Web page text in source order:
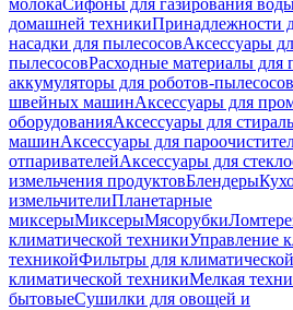
молокаСифоны для газирования
домашней техникиПринадлежности
насадки для пылесосовАксессуары
пылесосовРасходные материалы для
аккумуляторы для роботов-пылесосов
швейных машинАксессуары для
оборудованияАксессуары для
машинАксессуары для
отпаривателейАксессуары для
измельчения продуктовБлендеры
измельчителиПланетарные
миксерыМиксерыМясорубки
климатической техникиУправление
техникойФильтры для
климатической техникиМелкая
бытовыеСушилки для овощей и